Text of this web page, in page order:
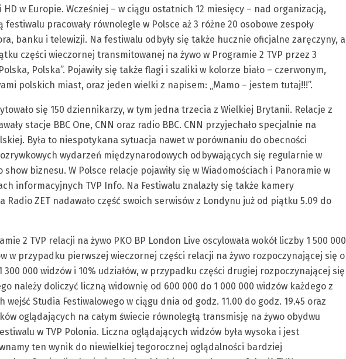
w Europie. Wcześniej – w ciągu ostatnich 12 miesięcy – nad organizacją,
pracowały równolegle w Polsce aż 3 różne 20 osobowe zespoły
banku i telewizji. Na festiwalu odbyły się także hucznie oficjalne zaręczyny, a
części wieczornej transmitowanej na żywo w Programie 2 TVP przez 3
Polska”. Pojawiły się także flagi i szaliki w kolorze biało – czerwonym,
polskich miast, oraz jeden wielki z napisem: „Mamo – jestem tutaj!!!”.
się 150 dziennikarzy, w tym jedna trzecia z Wielkiej Brytanii. Relacje z
stacje BBC One, CNN oraz radio BBC. CNN przyjechało specjalnie na
Była to niespotykana sytuacja nawet w porównaniu do obecności
wydarzeń międzynarodowych odbywających się regularnie w
biznesu. W Polsce relacje pojawiły się w Wiadomościach i Panoramie w
informacyjnych TVP Info. Na Festiwalu znalazły się także kamery
Radio ZET nadawało część swoich serwisów z Londynu już od piątku 5.09 do
2 TVP relacji na żywo PKO BP London Live oscylowała wokół liczby 1 500 000
w przypadku pierwszej wieczornej części relacji na żywo rozpoczynającej się o
300 000 widzów i 10% udziałów, w przypadku części drugiej rozpoczynającej się
należy doliczyć liczną widownię od 600 000 do 1 000 000 widzów każdego z
wejść Studia Festiwalowego w ciągu dnia od godz. 11.00 do godz. 19.45 oraz
oglądających na całym świecie równoległą transmisję na żywo obydwu
w TVP Polonia. Liczna oglądających widzów była wysoka i jest
ten wynik do niewielkiej tegorocznej oglądalności bardziej